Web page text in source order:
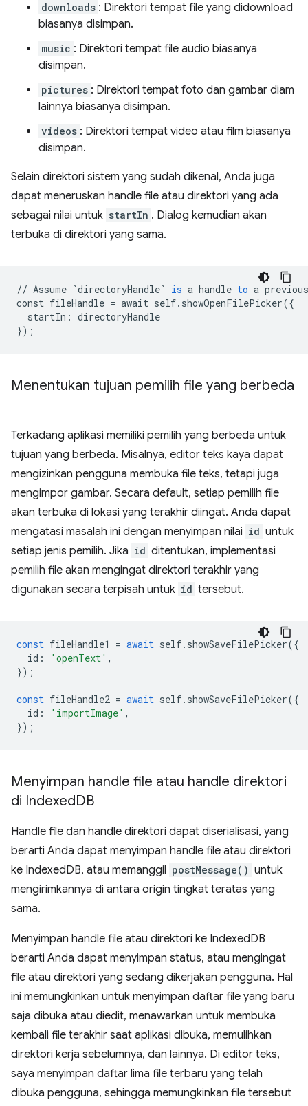
downloads : Direktori tempat file yang didownload
biasanya disimpan.
music : Direktori tempat file audio biasanya
disimpan.
pictures : Direktori tempat foto dan gambar diam
lainnya biasanya disimpan.
videos : Direktori tempat video atau film biasanya
disimpan.
Selain direktori sistem yang sudah dikenal, Anda juga
dapat meneruskan handle file atau direktori yang ada
sebagai nilai untuk startIn . Dialog kemudian akan
terbuka di direktori yang sama.
// Assume `directoryHandle` is a handle to a
const fileHandle = await self. showOpenFilePicker({
startIn : directoryHandle
});
Menentukan tujuan pemilih file yang berbeda
Terkadang aplikasi memiliki pemilih yang berbeda untuk
tujuan yang berbeda. Misalnya, editor teks kaya dapat
mengizinkan pengguna membuka file teks, tetapi juga
mengimpor gambar. Secara default, setiap pemilih file
akan terbuka di lokasi yang terakhir diingat. Anda dapat
mengatasi masalah ini dengan menyimpan nilai id untuk
setiap jenis pemilih. Jika id ditentukan, implementasi
pemilih file akan mengingat direktori terakhir yang
digunakan secara terpisah untuk id tersebut.
const fileHandle1 = await self. showSaveFilePicker({
id : 'openText' ,
});
const fileHandle2 = await self. showSaveFilePicker({
id : 'importImage' ,
});
Menyimpan handle file atau handle direktori
di IndexedDB
Handle file dan handle direktori dapat diserialisasi, yang
berarti Anda dapat menyimpan handle file atau direktori
ke IndexedDB, atau memanggil postMessage() untuk
mengirimkannya di antara origin tingkat teratas yang
sama.
Menyimpan handle file atau direktori ke IndexedDB
berarti Anda dapat menyimpan status, atau mengingat
file atau direktori yang sedang dikerjakan pengguna. Hal
ini memungkinkan untuk menyimpan daftar file yang baru
saja dibuka atau diedit, menawarkan untuk membuka
kembali file terakhir saat aplikasi dibuka, memulihkan
direktori kerja sebelumnya, dan lainnya. Di editor teks,
saya menyimpan daftar lima file terbaru yang telah
dibuka pengguna, sehingga memungkinkan file tersebut